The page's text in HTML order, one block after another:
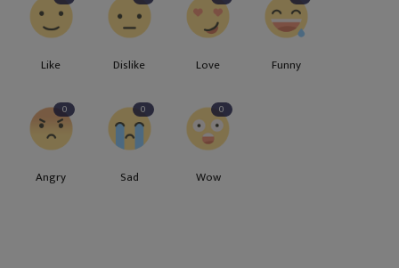
Like Dislike Love Funny
0
Angry
0
Sad
0
Wow